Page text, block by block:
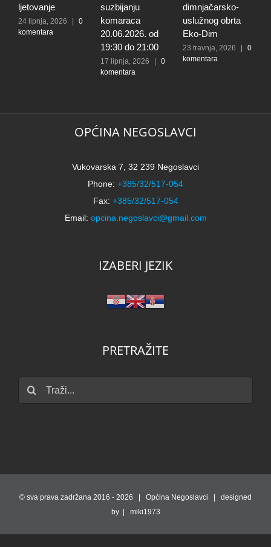
ljetovanje
24 lipnja, 2026
0
komentara
suzbijanju
komaraca
20.06.2026. od
19:30 do 21:00
17 lipnja, 2026
0
komentara
dimnjačarsko-
uslužnog obrta
Eko-Dim
23 travnja, 2026
0
komentara
OPĆINA NEGOSLAVCI
Vukovarska 7, 32 239 Negoslavci
Phone: +385/32/517-054
Fax: +385/32/517-054
Email: opcina.negoslavci@gmail.com
IZABERI JEZIK
PRETRAŽITE
Traži...
© sva prava zadržana 2016 - 2026 | Općina Negoslavci | designed
by | miki1973